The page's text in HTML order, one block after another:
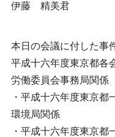
伊藤 精美君
本日の会議に付した事
平成十六年度東京都各
労働委員会事務局関係
・平成十六年度東京都
環境局関係
・平成十六年度東京都